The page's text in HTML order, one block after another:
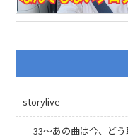
storylive
33〜あの曲は今、ど